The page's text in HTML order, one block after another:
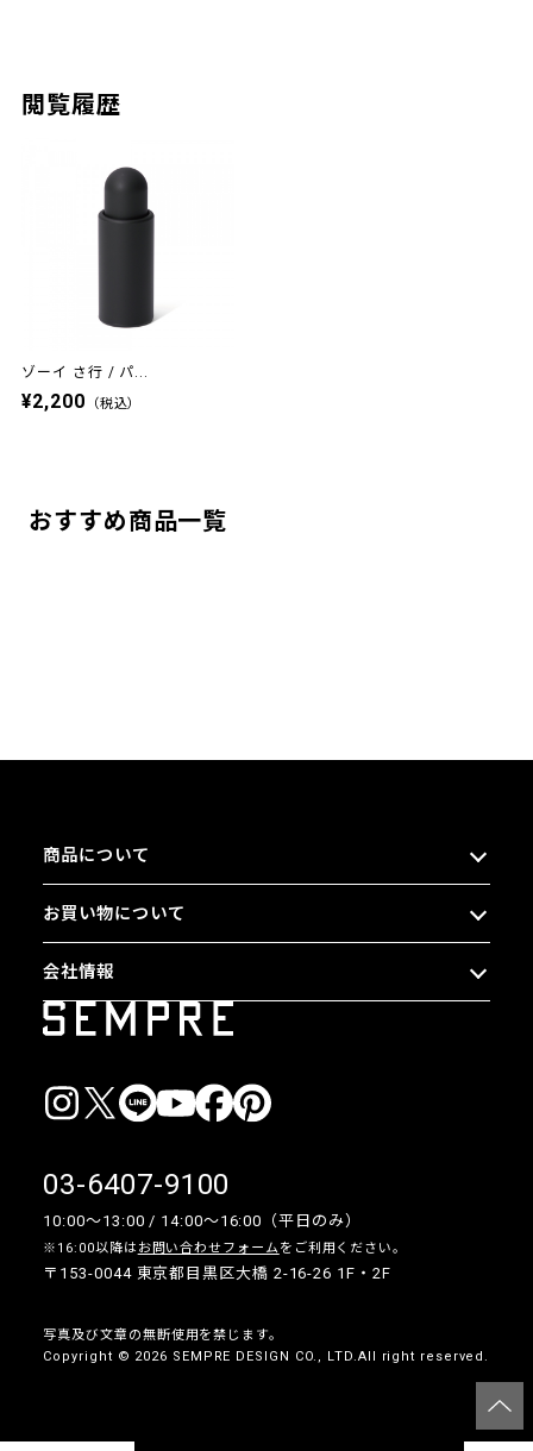
閲覧履歴
ゾーイ さ行 / パ...
¥2,200 （税込）
おすすめ商品一覧
商品について
お買い物について
会社情報
03-6407-9100
10:00〜13:00 / 14:00〜16:00（平日のみ）
※16:00以降は お問い合わせフォームをご利用ください。
〒153-0044 東京都目黒区大橋 2-16-26 1F・2F
写真及び文章の無断使用を禁じます。
Copyright © 2026 SEMPRE DESIGN CO., LTD.All right reserved.